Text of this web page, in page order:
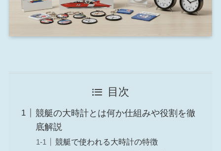
目次
競艇の大時計とは何か仕組みや役割を徹
底解説
競艇で使われる大時計の特徴